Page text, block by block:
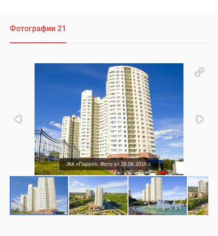
Фотографии 21
ЖК «Парус». Фото от 28.06.2016 г.